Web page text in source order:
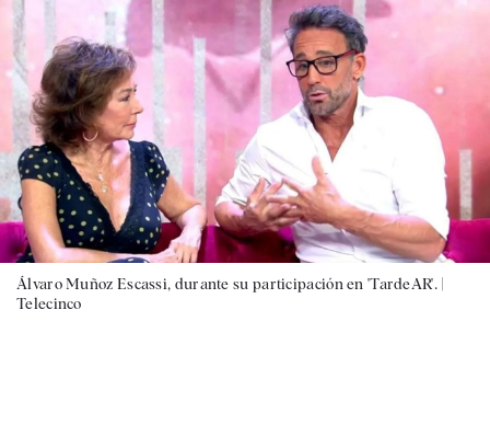
Álvaro Muñoz Escassi, durante su participación en 'TardeAR'. |
Telecinco